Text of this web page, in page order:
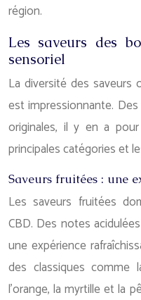
région.
Les saveurs des
sensoriel
La diversité des saveurs
est impressionnante.
originales, il y en a
principales catégories et
Saveurs fruitées : une
Les saveurs fruitées
CBD. Des notes
une expérience
des classiques comme
l’orange, la myrtille et la